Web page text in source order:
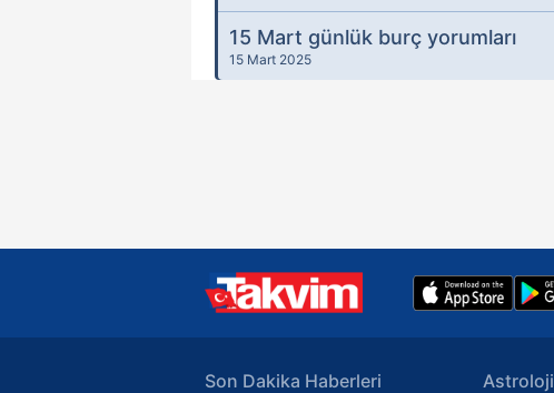
15 Mart günlük burç yorumları
15 Mart 2025
Son Dakika Haberleri
Astroloji